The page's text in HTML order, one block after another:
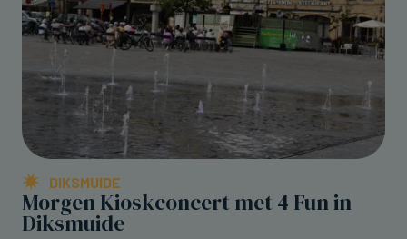
DIKSMUIDE
Morgen Kioskconcert met 4 Fun in
Diksmuide